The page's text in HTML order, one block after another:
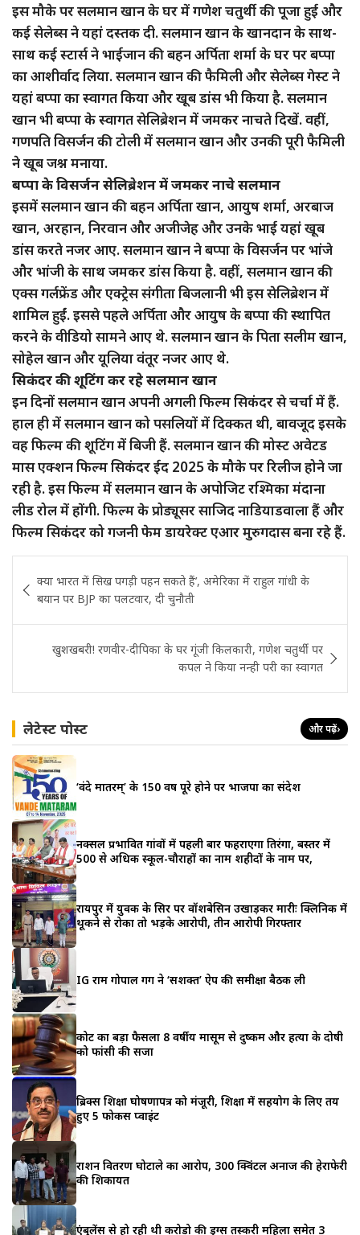
इस मौके पर सलमान खान के घर में गणेश चतुर्थी की पूजा हुई और
कई सेलेब्स ने यहां दस्तक दी. सलमान खान के खानदान के साथ-
साथ कई स्टार्स ने भाईजान की बहन अर्पिता शर्मा के घर पर बप्पा
का आशीर्वाद लिया. सलमान खान की फैमिली और सेलेब्स गेस्ट ने
यहां बप्पा का स्वागत किया और खूब डांस भी किया है. सलमान
खान भी बप्पा के स्वागत सेलिब्रेशन में जमकर नाचते दिखें. वहीं,
गणपति विसर्जन की टोली में सलमान खान और उनकी पूरी फैमिली
ने खूब जश्न मनाया.
बप्पा के विसर्जन सेलिब्रेशन में जमकर नाचे सलमान
इसमें सलमान खान की बहन अर्पिता खान, आयुष शर्मा, अरबाज
खान, अरहान, निरवान और अजीजेह और उनके भाई यहां खूब
डांस करते नजर आए. सलमान खान ने बप्पा के विसर्जन पर भांजे
और भांजी के साथ जमकर डांस किया है. वहीं, सलमान खान की
एक्स गर्लफ्रेंड और एक्ट्रेस संगीता बिजलानी भी इस सेलिब्रेशन में
शामिल हुईं. इससे पहले अर्पिता और आयुष के बप्पा की स्थापित
करने के वीडियो सामने आए थे. सलमान खान के पिता सलीम खान,
सोहेल खान और यूलिया वंतूर नजर आए थे.
सिकंदर की शूटिंग कर रहे सलमान खान
इन दिनों सलमान खान अपनी अगली फिल्म सिकंदर से चर्चा में हैं.
हाल ही में सलमान खान को पसलियों में दिक्कत थी, बावजूद इसके
वह फिल्म की शूटिंग में बिजी हैं. सलमान खान की मोस्ट अवेटड
मास एक्शन फिल्म सिकंदर ईद 2025 के मौके पर रिलीज होने जा
रही है. इस फिल्म में सलमान खान के अपोजिट रश्मिका मंदाना
लीड रोल में होंगी. फिल्म के प्रोड्यूसर साजिद नाडियाडवाला हैं और
फिल्म सिकंदर को गजनी फेम डायरेक्ट एआर मुरुगदास बना रहे हैं.
navigation
क्या भारत में सिख पगड़ी पहन सकते हैं’, अमेरिका में राहुल गांधी के
बयान पर BJP का पलटवार, दी चुनौती
खुशखबरी! रणवीर-दीपिका के घर गूंजी किलकारी, गणेश चतुर्थी पर
कपल ने किया नन्ही परी का स्वागत
लेटेस्ट पोस्ट और पढ़ें›
‘वंदे मातरम्’ के 150 वर्ष पूरे होने पर भाजपा का संदेश
नक्सल प्रभावित गांवों में पहली बार फहराएगा तिरंगा, बस्तर में
500 से अधिक स्कूल-चौराहों का नाम शहीदों के नाम पर,
रायपुर में युवक के सिर पर वॉशबेसिन उखाड़कर मारीः क्लिनिक में
थूकने से रोका तो भड़के आरोपी, तीन आरोपी गिरफ्तार
IG राम गोपाल गर्ग ने ‘सशक्त’ ऐप की समीक्षा बैठक ली
कोर्ट का बड़ा फैसला 8 वर्षीय मासूम से दुष्कर्म और हत्या के दोषी
को फांसी की सजा
ब्रिक्स शिक्षा घोषणापत्र को मंजूरी, शिक्षा में सहयोग के लिए तय
हुए 5 फोकस प्वाइंट
राशन वितरण घोटाले का आरोप, 300 क्विंटल अनाज की हेराफेरी
की शिकायत
एंबुलेंस से हो रही थी करोड़ो की ड्रग्स तस्करी महिला समेत 3